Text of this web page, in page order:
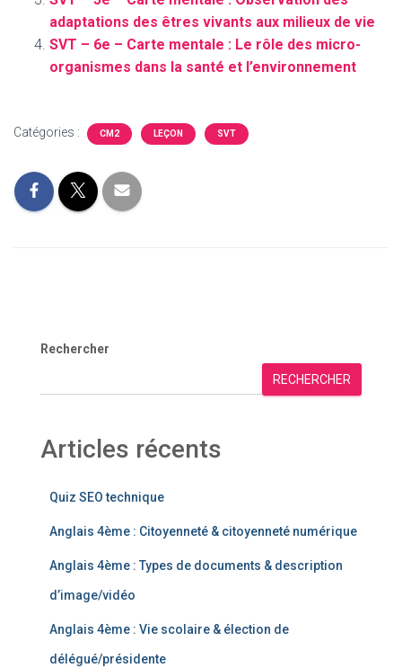
adaptations des êtres vivants aux milieux de vie
SVT – 6e – Carte mentale : Le rôle des micro-
organismes dans la santé et l’environnement
Catégories : CM2 LEÇON SVT
Rechercher
RECHERCHER
Articles récents
Quiz SEO technique
Anglais 4ème : Citoyenneté & citoyenneté numérique
Anglais 4ème : Types de documents & description
d’image/vidéo
Anglais 4ème : Vie scolaire & élection de
délégué/présidente